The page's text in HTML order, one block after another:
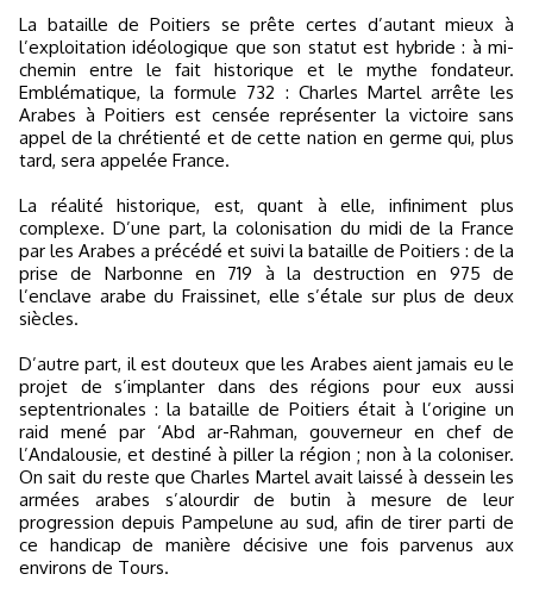
La bataille de Poitiers se prête certes d’autant mieux à
l’exploitation idéologique que son statut est hybride : à mi-
chemin entre le fait historique et le mythe fondateur.
Emblématique, la formule 732 : Charles Martel arrête les
Arabes à Poitiers est censée représenter la victoire sans
appel de la chrétienté et de cette nation en germe qui, plus
tard, sera appelée France.
La réalité historique, est, quant à elle, infiniment plus
complexe. D’une part, la colonisation du midi de la France
par les Arabes a précédé et suivi la bataille de Poitiers : de la
prise de Narbonne en 719 à la destruction en 975 de
l’enclave arabe du Fraissinet, elle s’étale sur plus de deux
siècles.
D’autre part, il est douteux que les Arabes aient jamais eu le
projet de s’implanter dans des régions pour eux aussi
septentrionales : la bataille de Poitiers était à l’origine un
raid mené par ‘Abd ar-Rahman, gouverneur en chef de
l’Andalousie, et destiné à piller la région ; non à la coloniser.
On sait du reste que Charles Martel avait laissé à dessein les
armées arabes s’alourdir de butin à mesure de leur
progression depuis Pampelune au sud, afin de tirer parti de
ce handicap de manière décisive une fois parvenus aux
environs de Tours.